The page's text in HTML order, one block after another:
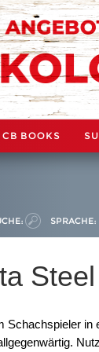
CB BOOKS
SPRACHE:
Schachspieler in